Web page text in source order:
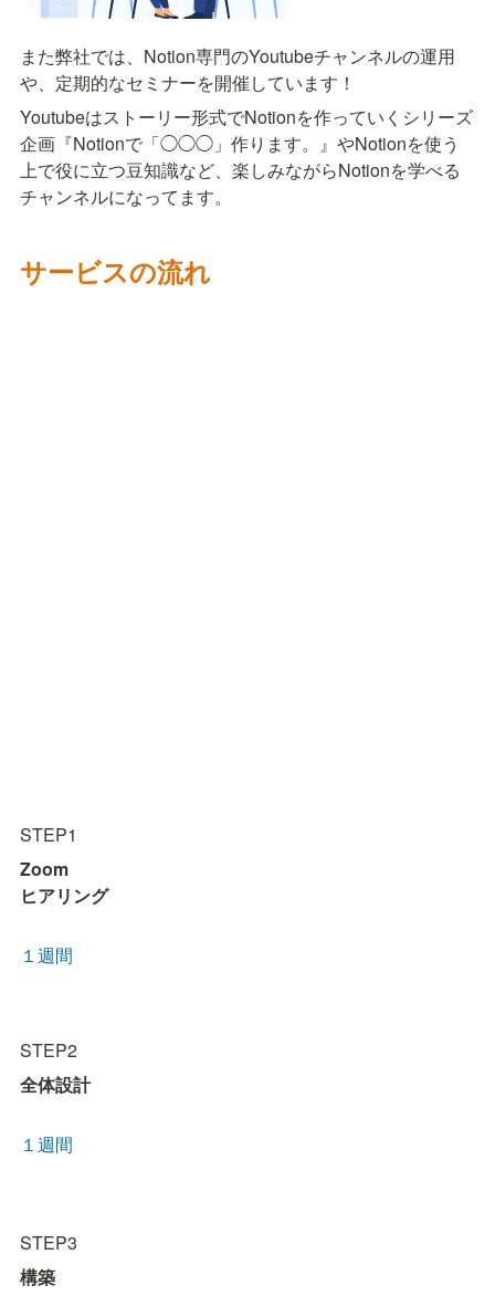
また弊社では、Notion専門のYoutubeチャンネルの運用
や、定期的なセミナーを開催しています！
Youtubeはストーリー形式でNotionを作っていくシリーズ
企画『Notionで「◯◯◯」作ります。』やNotionを使う
上で役に立つ豆知識など、楽しみながらNotionを学べる
チャンネルになってます。
サービスの流れ
STEP1
Zoom
ヒアリング
１週間
STEP2
全体設計
１週間
STEP3
構築